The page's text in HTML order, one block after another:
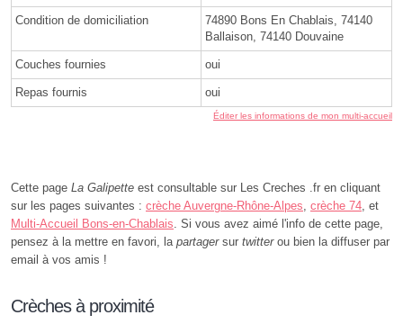
Condition de domiciliation
74890 Bons En Chablais, 74140
Ballaison, 74140 Douvaine
Couches fournies oui
Repas fournis oui
Éditer les informations de mon multi-accueil
Cette page La Galipette est consultable sur Les Creches .fr en cliquant
sur les pages suivantes : crèche Auvergne-Rhône-Alpes crèche 74 , et
Multi-Accueil Bons-en-Chablais . Si vous avez aimé l'info de cette page,
pensez à la mettre en favori, la partagersur twitterou bien la diffuser par
email à vos amis !
Crèches à proximité